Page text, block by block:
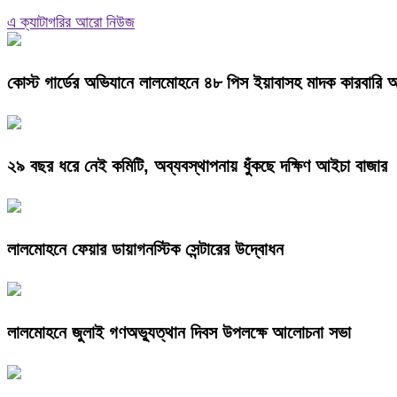
এ ক্যাটাগরির আরো নিউজ
কোস্ট গার্ডের অভিযানে লালমোহনে ৪৮ পিস ইয়াবাসহ মাদক কারবারি
২৯ বছর ধরে নেই কমিটি, অব্যবস্থাপনায় ধুঁকছে দক্ষিণ আইচা বাজার
লালমোহনে ফেয়ার ডায়াগনস্টিক সেন্টারের উদ্বোধন
লালমোহনে জুলাই গণঅভ্যুত্থান দিবস উপলক্ষে আলোচনা সভা